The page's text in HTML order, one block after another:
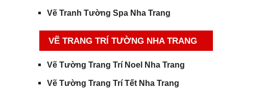
Vẽ Tranh Tường Spa Nha Trang
VẼ TRANG TRÍ TƯỜNG NHA TRANG
Vẽ Tường Trang Trí Noel Nha Trang
Vẽ Tường Trang Trí Tết Nha Trang